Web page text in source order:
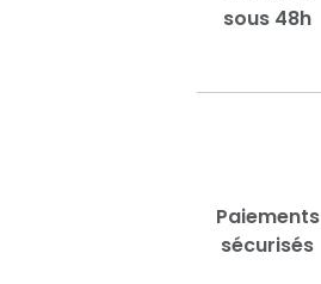
sous 48h
Paiements
sécurisés